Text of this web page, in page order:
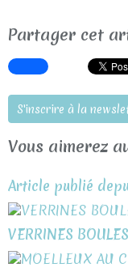
Partager cet
S'inscrire à la
Vous aimerez
Article publié
VERRINES